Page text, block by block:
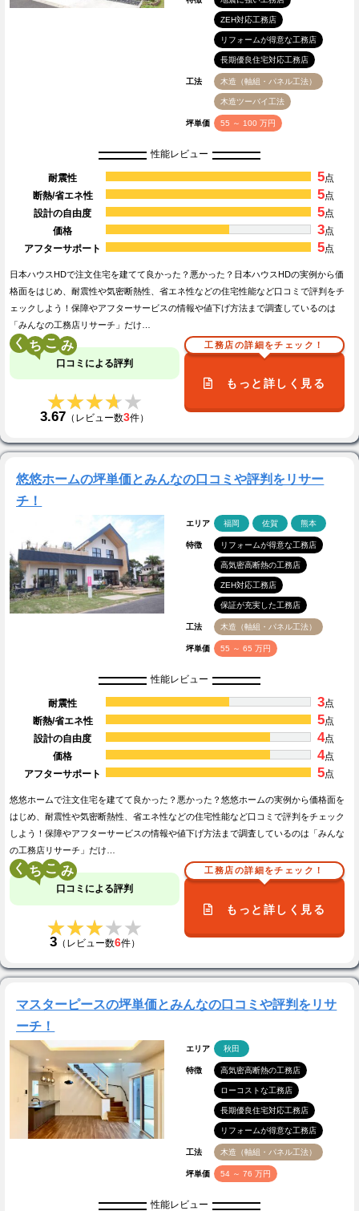
ZEH対応工務店
リフォームが得意な工務店
長期優良住宅対応工務店
工法 木造（軸組・パネル工法）
木造ツーバイ工法
坪単価 55 ～ 100 万円
性能レビュー
耐震性 5点
断熱/省エネ性
5点
設計の自由度
5点
価格
3点
アフターサポート
5点
日本ハウスHDで注文住宅を建てて良かった？悪かった？日本ハウスHDの実例から価
格面をはじめ、耐震性や気密断熱性、省エネ性などの住宅性能など口コミで評判をチ
ェックしよう！保障やアフターサービスの情報や値下げ方法まで調査しているのは
「みんなの工務店リサーチ」だけ…
く こ
口コミによる評判
★★★★★
★★★★★
3.67 （レビュー数3件）
工務店の詳細をチェック！
もっと詳しく見る
悠悠ホームの坪単価とみんなの口コミや評判をリサー
チ！
エリア 福岡 佐賀 熊本
特徴 リフォームが得意な工務店
高気密高断熱の工務店
ZEH対応工務店
保証が充実した工務店
工法 木造（軸組・パネル工法）
坪単価 55 ～ 65 万円
性能レビュー
耐震性 3点
断熱/省エネ性
5点
設計の自由度
4点
価格
4点
アフターサポート
5点
悠悠ホームで注文住宅を建てて良かった？悪かった？悠悠ホームの実例から価格面を
はじめ、耐震性や気密断熱性、省エネ性などの住宅性能など口コミで評判をチェック
しよう！保障やアフターサービスの情報や値下げ方法まで調査しているのは「みんな
の工務店リサーチ」だけ…
く こ
口コミによる評判
★★★★★
★★★★★
3（レビュー数6件）
工務店の詳細をチェック！
もっと詳しく見る
マスターピースの坪単価とみんなの口コミや評判をリサ
ーチ！
エリア 秋田
特徴 高気密高断熱の工務店
ローコストな工務店
長期優良住宅対応工務店
リフォームが得意な工務店
工法 木造（軸組・パネル工法）
坪単価 54 ～ 76 万円
性能レビュー